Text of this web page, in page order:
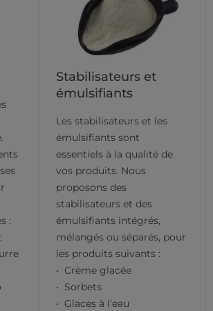
:
Stabilisateurs et
émulsifiants
Les stabilisateurs et les
émulsifiants sont
essentiels à la qualité de
vos produits. Nous
proposons des
stabilisateurs et des
émulsifiants intégrés,
mélangés ou séparés, pour
les produits suivants :
Crème glacée
Sorbets
Glaces à l’eau